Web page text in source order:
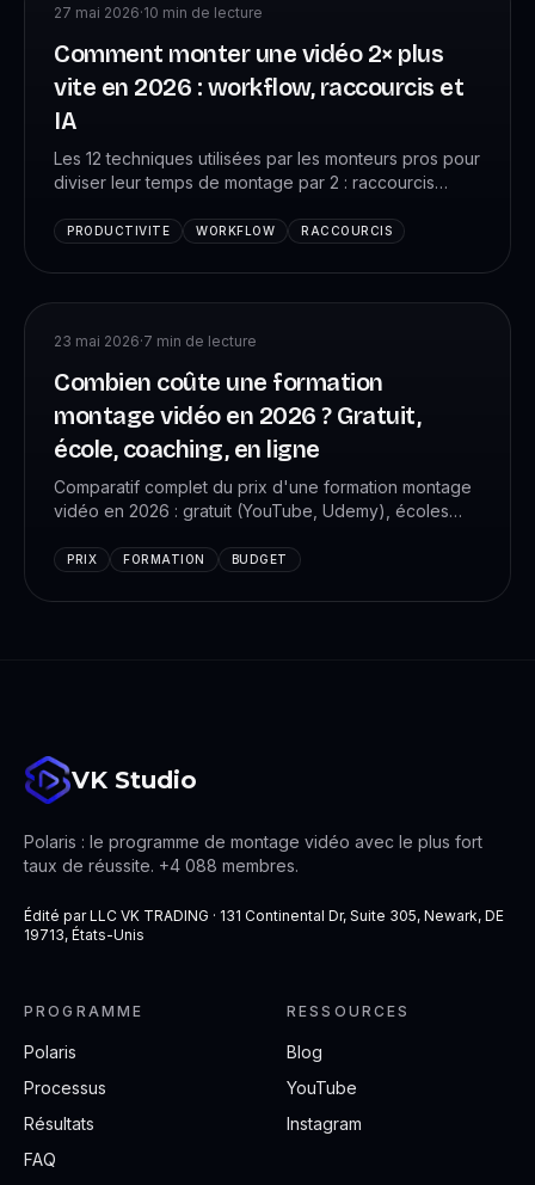
27 mai 2026·10 min de lecture
Comment monter une vidéo 2× plus
vite en 2026 : workflow, raccourcis et
IA
Les 12 techniques utilisées par les monteurs pros pour
diviser leur temps de montage par 2 : raccourcis
dérushage, sound design accéléré. Méthode VK
PRODUCTIVITE WORKFLOW RACCOURCIS
23 mai 2026·7 min de lecture
Combien coûte une formation
montage vidéo en 2026 ? Gratuit,
école, coaching, en ligne
Comparatif complet du prix d'une formation montage
vidéo en 2026 : gratuit (YouTube, Udemy), écoles
budget pour quel résultat.
PRIX FORMATION BUDGET
VK Studio
Polaris : le programme de montage vidéo avec le plus fort
taux de réussite. +4 088 membres.
Édité par LLC VK TRADING · 131 Continental Dr, Suite 305, Newark, DE
19713, États-Unis
PROGRAMME
Polaris
Processus
Résultats
FAQ
RESSOURCES
Blog
YouTube
Instagram